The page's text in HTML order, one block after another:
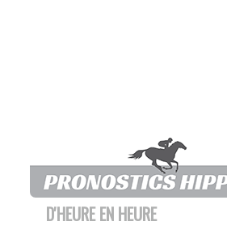
D'HEURE EN HEURE